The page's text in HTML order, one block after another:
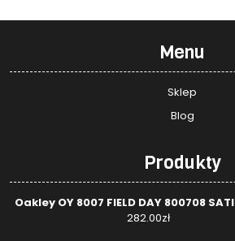
Menu
Sklep
Blog
Produkty
Oakley OY 8007 FIELD DAY 800708
282.00zł